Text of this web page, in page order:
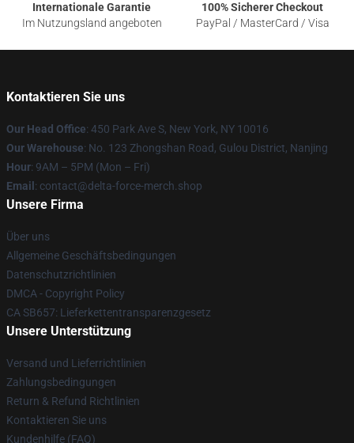
Internationale Garantie
Im Nutzungsland angeboten
100% Sicherer Checkout
PayPal / MasterCard / Visa
Kontaktieren Sie uns
Our Head Office: 450 Park Ave S, New York, NY 10016
Our Warehouse: No. 123 Zhongshan Road, Gulou District, Nanjing
Hour: 9AM – 5PM (Mon – Fri)
Email : contact@delta-force-merch.shop
Unsere Firma
Über uns
Allgemeine Geschäftsbedingungen
Datenschutzrichtlinien
DMCA - Copyright Policy
CA SB657: Lieferkettentransparenzgesetz
Unsere Unterstützung
Versand und Lieferrichtlinien
Zahlungsbedingungen
Return & Refund Richtlinien
Kontaktieren Sie uns
Kundenhilfe (FAQ)